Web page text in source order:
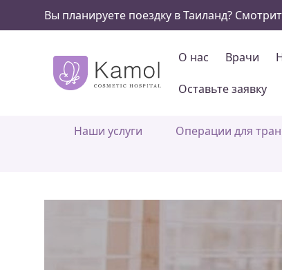
Вы планируете поездку в Таиланд?
О нас Врачи
Оставьте заявку
Наши услуги Операции для